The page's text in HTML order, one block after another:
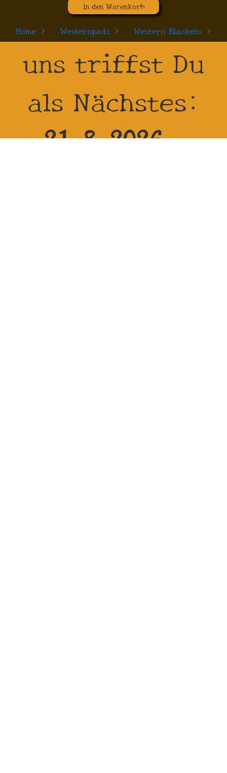
in den Warenkorb
Home > Westernpads > Western Blankets >
uns triffst Du
als Nächstes:
21.8.2026 -